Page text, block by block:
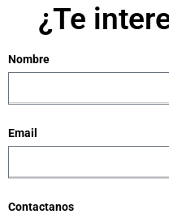
¿Te
Nombre
Email
Contactanos